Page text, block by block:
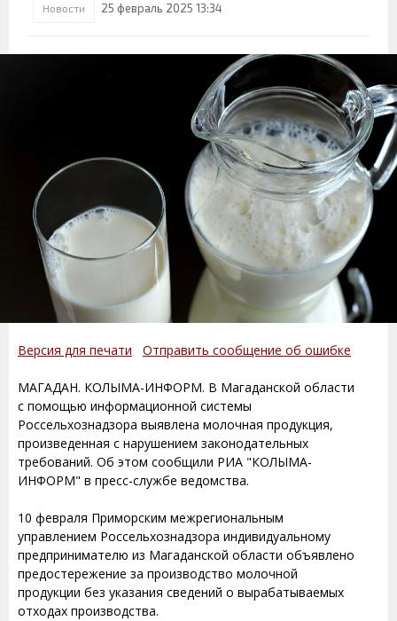
Новости 25 февраль 2025 13:34
Версия для печати Отправить сообщение об ошибке
МАГАДАН. КОЛЫМА-ИНФОРМ. В Магаданской области
с помощью информационной системы
Россельхознадзора выявлена молочная продукция,
произведенная с нарушением законодательных
требований. Об этом сообщили РИА "КОЛЫМА-
ИНФОРМ" в пресс-службе ведомства.
10 февраля Приморским межрегиональным
управлением Россельхознадзора индивидуальному
предпринимателю из Магаданской области объявлено
предостережение за производство молочной
продукции без указания сведений о вырабатываемых
отходах производства.